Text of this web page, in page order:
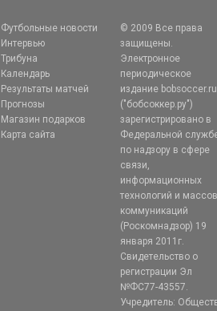
Футбольные новости
Интервью
Трибуна
Календарь
Результаты матчей
Прогнозы
Магазин подарков
Карта сайта
© 2009 Все права
защищены.
Электронное
периодическое
издание bobsoccer.ru
("бобсоккер.ру")
зарегистрировано в
Федеральной
по надзору в сфере
связи,
информационных
технологий и
коммуникаций
(Роскомнадзор) 19
января 2011г.
Свидетельство о
регистрации Эл
№ФС77-43557.
Учредитель: